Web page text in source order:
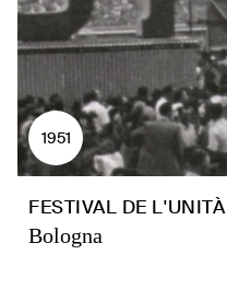
1951
FESTIVAL DE L'UNITÀ
Bologna